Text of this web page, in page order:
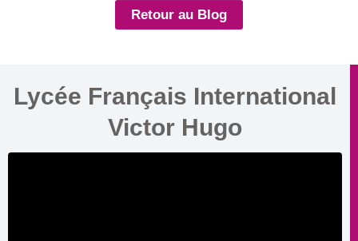
Retour au Blog
Lycée Français International
Victor Hugo